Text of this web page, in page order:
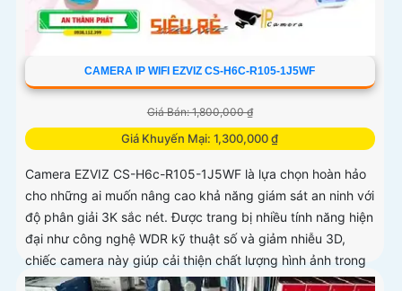
CAMERA IP WIFI EZVIZ CS-H6C-R105-1J5WF
Giá Bán: 1,800,000 ₫
Giá Khuyến Mại: 1,300,000 ₫
Camera EZVIZ CS-H6c-R105-1J5WF là lựa chọn hoàn hảo
cho những ai muốn nâng cao khả năng giám sát an ninh với
độ phân giải 3K sắc nét. Được trang bị nhiều tính năng hiện
đại như công nghệ WDR kỹ thuật số và giảm nhiễu 3D,
chiếc camera này giúp cải thiện chất lượng hình ảnh trong
mọi điều kiện ánh sáng